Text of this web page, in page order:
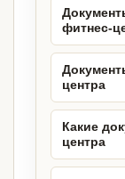
фитнес-
центра
Какие
центра